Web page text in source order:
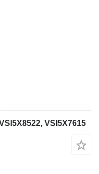
VSI5X7615